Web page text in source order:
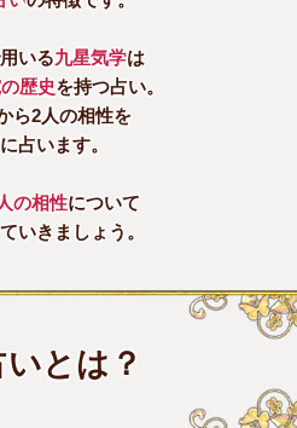
いる九星気学は
歴史を持つ占い。
ら2人の相性を
占います。
の相性について
いきましょう。
とは？